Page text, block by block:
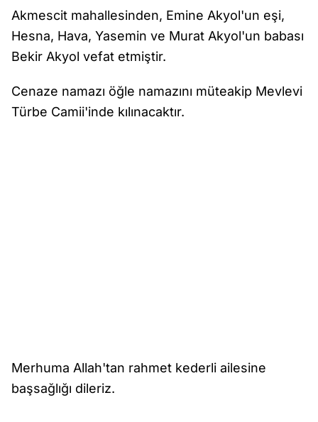
Akmescit mahallesinden, Emine Akyol'un eşi,
Hesna, Hava, Yasemin ve Murat Akyol'un babası
Bekir Akyol vefat etmiştir.
Cenaze namazı öğle namazını müteakip Mevlevi
Türbe Camii'inde kılınacaktır.
Merhuma Allah'tan rahmet kederli ailesine
başsağlığı dileriz.